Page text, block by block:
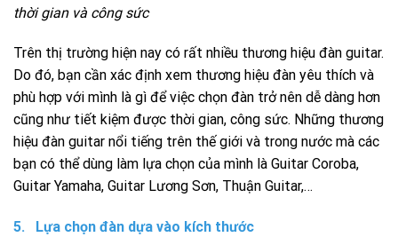
thời gian và công sức
Trên thị trường hiện nay có rất nhiều thương hiệu đàn guitar.
Do đó, bạn cần xác định xem thương hiệu đàn yêu thích và
phù hợp với mình là gì để việc chọn đàn trở nên dễ dàng hơn
cũng như tiết kiệm được thời gian, công sức. Những thương
hiệu đàn guitar nổi tiếng trên thế giới và trong nước mà các
bạn có thể dùng làm lựa chọn của mình là Guitar Coroba,
Guitar Yamaha, Guitar Lương Sơn, Thuận Guitar,…
5. Lựa chọn đàn dựa vào kích thước